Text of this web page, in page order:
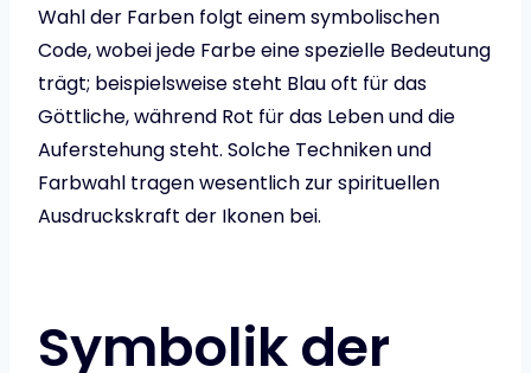
Wahl der Farben folgt einem symbolischen
Code, wobei jede Farbe eine spezielle Bedeutung
trägt; beispielsweise steht Blau oft für das
Göttliche, während Rot für das Leben und die
Auferstehung steht. Solche Techniken und
Farbwahl tragen wesentlich zur spirituellen
Ausdruckskraft der Ikonen bei.
Symbolik der